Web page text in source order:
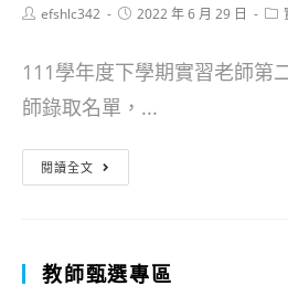
Postefshlc342
Post2022 年 6 月 29 日
111學年度下學期實習老師第
師錄取名單，...
閱讀全文
立
教師甄選專區